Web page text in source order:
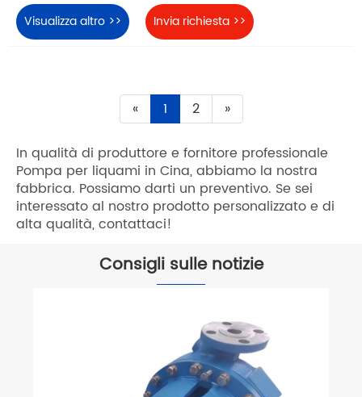
Visualizza altro >> Invia richiesta >>
« 1 2 »
In qualità di produttore e fornitore professionale
Pompa per liquami in Cina, abbiamo la nostra
fabbrica. Possiamo darti un preventivo. Se sei
interessato al nostro prodotto personalizzato e di
alta qualità, contattaci!
Consigli sulle notizie
Che cos'è una pompa sommergibile
per acque reflue QW e come migliora
la gestione delle acque reflue?
Visualizza altro >>